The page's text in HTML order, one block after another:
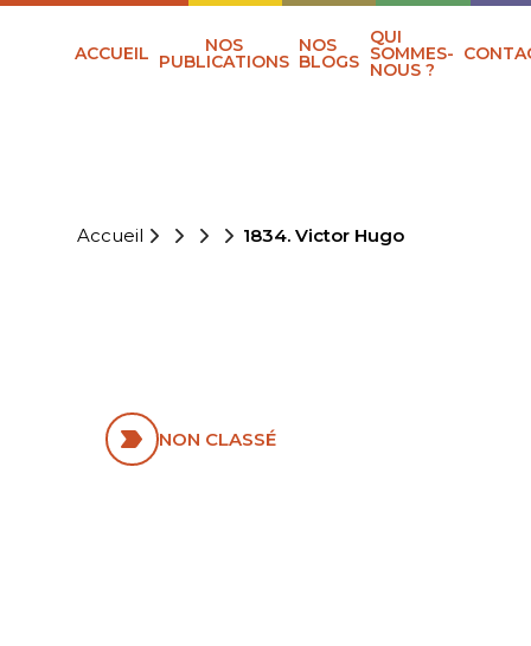
ACCUEIL NOS
PUBLICATIONS
NOS
BLOGS
QUI
SOMMES-
NOUS ?
Accueil 1834. Victor Hugo
NON CLASSÉ